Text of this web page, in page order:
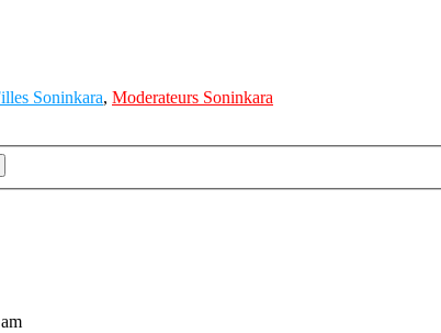
Soninkara, Moderateurs Soninkara